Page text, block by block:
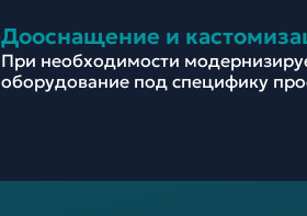
Дооснащение и
При необходимости
оборудование под специфику